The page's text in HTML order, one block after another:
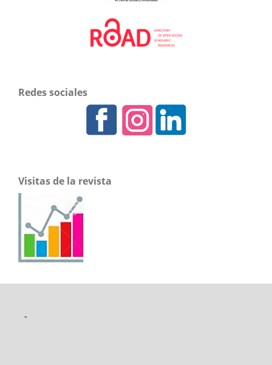
Redes sociales
Visitas de la revista
-